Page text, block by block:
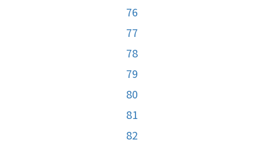
76
77
78
79
80
81
82